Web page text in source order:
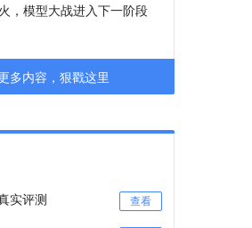
，模型大战进入下一阶段
多内容，狠戳这里
实评测 查看